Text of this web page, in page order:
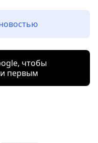
чтобы
первым